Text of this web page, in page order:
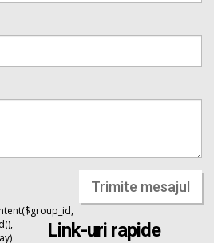
Trimite mesajul
Link-uri rapide